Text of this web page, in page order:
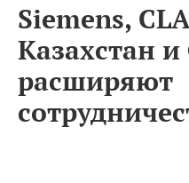
Siemens,
Казахстан
расширяют